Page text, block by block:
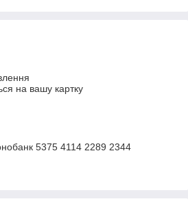
на вашу картку
5375 4114 2289 2344